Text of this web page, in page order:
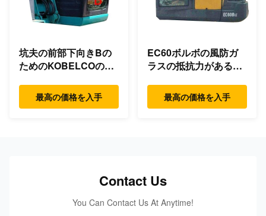
坑夫の前部下向きBの
ためのKOBELCOの風
ラス最高の価格を入手
EC60ボルボの風防ガ
ラスの抵抗力があるガ
の曲がること
最高の価格を入手
Contact Us
You Can Contact Us At Anytime!